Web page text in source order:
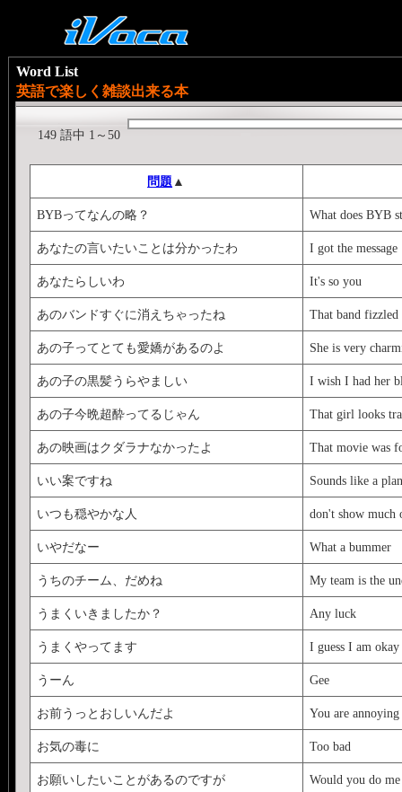
Word List
英語で楽しく雑談出来る本
149 語中 1～50
問題 ▲
BYBってなんの略？ What does BYB
あなたの言いたいことは分かったわ I got the message
あなたらしいわ It's so you
あのバンドすぐに消えちゃったね That band fizzled
あの子ってとても愛嬌があるのよ She is very
あの子の黒髪うらやましい I wish I had her
あの子今晩超酔ってるじゃん That girl looks
あの映画はクダラナなかったよ That movie was
いい案ですね Sounds like a plan
いつも穏やかな人 don't show much
いやだなー What a bummer
うちのチーム、だめね My team is the
うまくいきましたか？ Any luck
うまくやってます I guess I am okay
うーん Gee
お前うっとおしいんだよ You are annoying
お気の毒に Too bad
お願いしたいことがあるのですが Would you do